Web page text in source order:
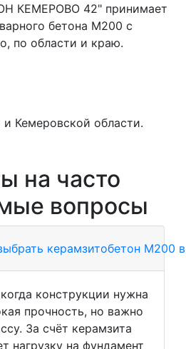
КЕМЕРОВО 42" принимает
бетона M200 с
по области и краю.
Кемеровской области.
на часто
вопросы
керамзитобетон М200
конструкции нужна
прочность, но важно
За счёт керамзита
нагрузку на фундамент